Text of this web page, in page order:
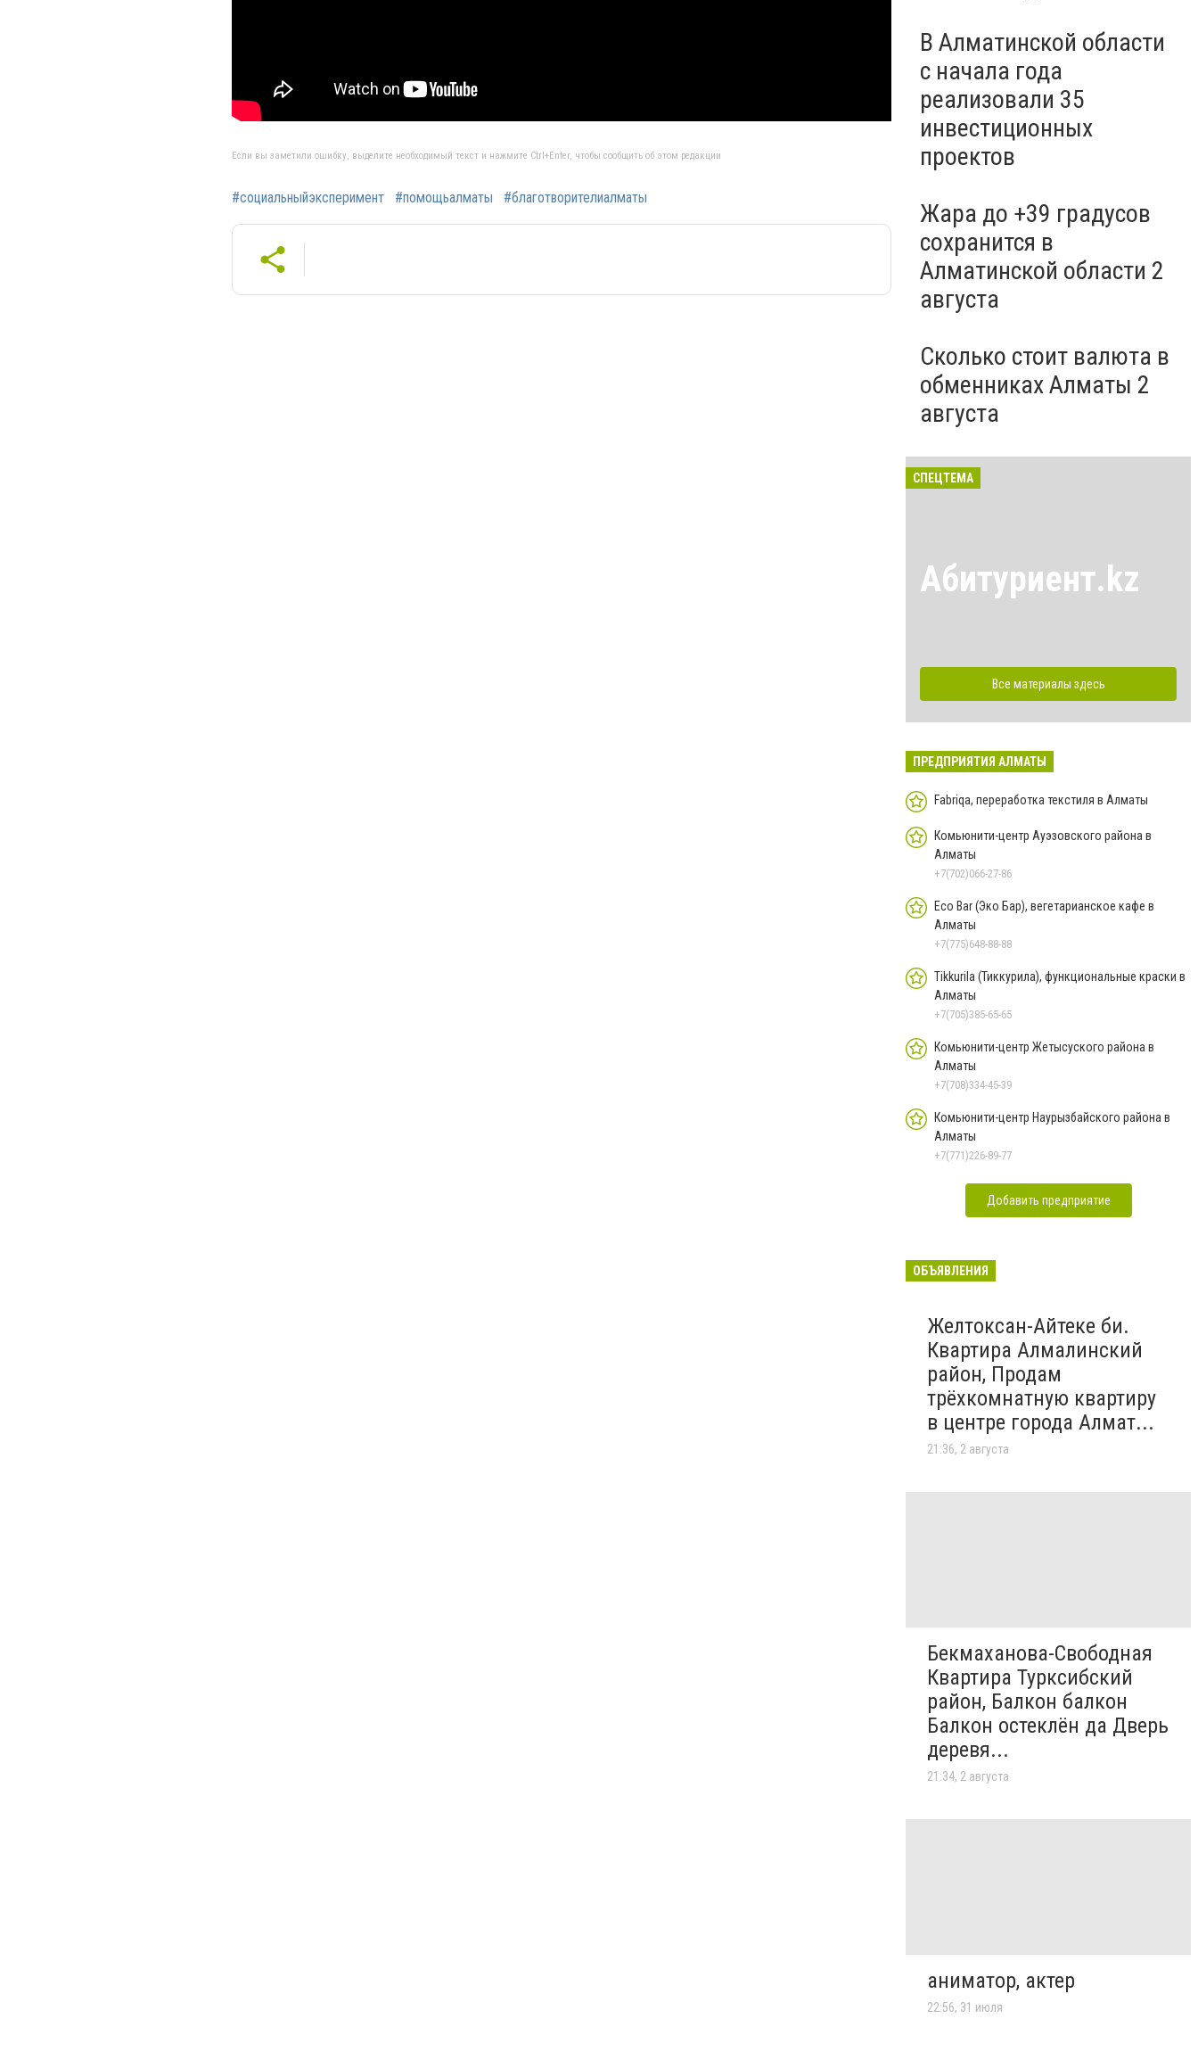
Если вы заметили ошибку, выделите необходимый текст и нажмите Ctrl+Enter, чтобы сообщить об этом редакции
#социальныйэксперимент #помощьалматы #благотворителиалматы
В Алматинской области
с начала года
реализовали 35
инвестиционных
проектов
Жара до +39 градусов
сохранится в
Алматинской области 2
августа
Сколько стоит валюта в
обменниках Алматы 2
августа
СПЕЦТЕМА
Абитуриент.kz
Все материалы здесь
ПРЕДПРИЯТИЯ АЛМАТЫ
Fabriqa, переработка текстиля в Алматы
Комьюнити-центр Ауэзовского района в
Алматы
+7(702)066-27-86
Eco Bar (Эко Бар), вегетарианское кафе в
Алматы
+7(775)648-88-88
Tikkurila (Тиккурила), функциональные краски в
Алматы
+7(705)385-65-65
Комьюнити-центр Жетысуского района в
Алматы
+7(708)334-45-39
Комьюнити-центр Наурызбайского района в
Алматы
+7(771)226-89-77
Добавить предприятие
ОБЪЯВЛЕНИЯ
Желтоксан-Айтеке би.
Квартира Алмалинский
район, Продам
трёхкомнатную квартиру
в центре города Алмат...
21:36, 2 августа
Бекмаханова-Свободная
Квартира Турксибский
район, Балкон балкон
Балкон остеклён да Дверь
деревя...
21:34, 2 августа
аниматор, актер
22:56, 31 июля